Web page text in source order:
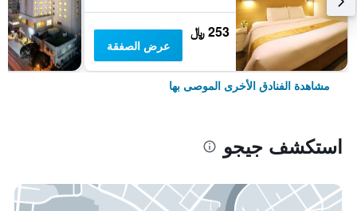
253 ﷼
عرض الصفقة
مشاهدة الفنادق الأخرى الموصى بها
استكشف جيجو